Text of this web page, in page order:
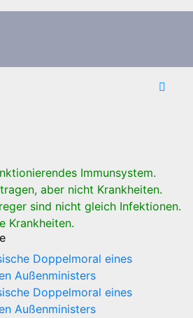
Immunsystem.
aber nicht Krankheiten.
sind nicht gleich Infektionen.
Krankheiten.
Doppelmoral eines
Außenministers
Doppelmoral eines
Außenministers